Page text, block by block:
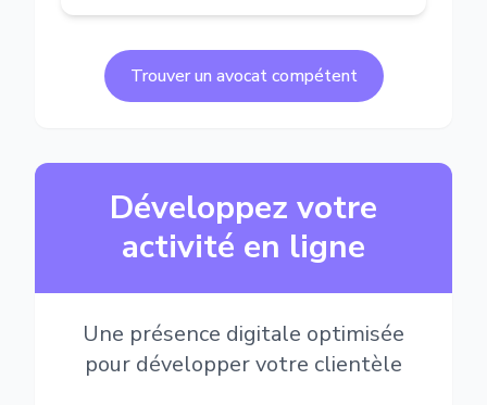
Trouver un avocat compétent
Développez votre
activité en ligne
Une présence digitale optimisée
pour développer votre clientèle